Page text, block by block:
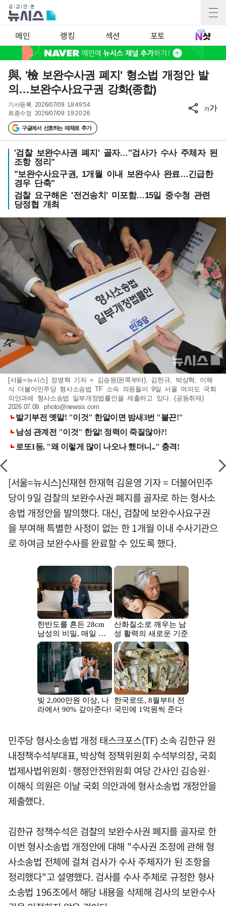
메인 랭킹 섹션 포토
與, '檢 보완수사권 폐지' 형소법 개정안 발
의…보완수사요구권 강화(종합)
기사등록 2026/07/09 18:49:54
최종수정 2026/07/09 19:20:26
구글에서 선호하는 매체로 추가
가가
'검찰 보완수사권 폐지' 골자…"검사가 수사 주체자 된
조항 정리"
"보완수사요구권, 1개월 이내 보완수사 완료…긴급한
경우 단축"
검찰 요구해온 '전건송치' 미포함…15일 중수청 관련
당정협 개최
[서울=뉴시스] 정병혁 기자 = 김승원(왼쪽부터), 김한규, 박상혁, 이해
식 더불어민주당 형사소송법 TF 소속 의원들이 9일 서울 여의도 국회
의안과에 형사소송법 일부개정법률안을 제출하고 있다. (공동취재)
2026.07.09.photo@newsis.com
[서울=뉴시스]신재현 한재혁 김윤영 기자 = 더불어민주
당이 9일 검찰의 보완수사권 폐지를 골자로 하는 형사소
송법 개정안을 발의했다. 대신, 검찰에 보완수사요구권
을 부여해 특별한 사정이 없는 한 1개월 이내 수사기관으
로 하여금 보완수사를 완료할 수 있도록 했다.
민주당 형사소송법 개정 태스크포스(TF) 소속 김한규 원
내정책수석부대표, 박상혁 정책위원회 수석부의장, 국회
법제사법위원회·행정안전위원회 여당 간사인 김승원·
이해식 의원은 이날 국회 의안과에 형사소송법 개정안을
제출했다.
김한규 정책수석은 검찰의 보완수사권 폐지를 골자로 한
이번 형사소송법 개정안에 대해 "수사권 조정에 관해 형
사소송법 전체에 걸쳐 검사가 수사 주체자가 된 조항을
정리했다"고 설명했다. 검사를 수사 주체로 규정한 형사
소송법 196조에서 해당 내용을 삭제해 검사의 보완수사